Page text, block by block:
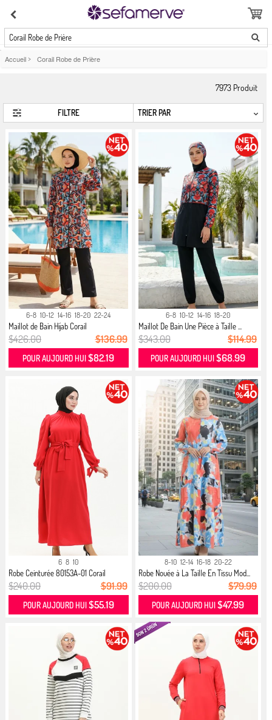
Corail Robe de Prière
Accueil > Corail Robe de Prière
7973 Produit
FILTRE
6-8 10-12 14-16 18-20 22-24
Maillot de Bain Hijab Corail
$426.00 $136.99
POUR AUJOURD HUI$82.19
6-8 10-12 14-16 18-20
Maillot De Bain Une Pièce à Taille ...
$343.00 $114.99
POUR AUJOURD HUI$68.99
6 8 10
Robe Ceinturée 80153A-01 Corail
$240.00 $91.99
POUR AUJOURD HUI$55.19
8-10 12-14 16-18 20-22
Robe Nouée à La Taille En Tissu Mod...
$200.00 $79.99
POUR AUJOURD HUI$47.99